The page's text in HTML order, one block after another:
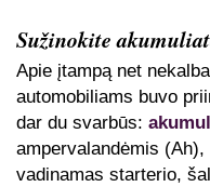
Sužinokite
Apie įtampą net
automobiliams buvo
dar du svarbūs:
ampervalandėmis
vadinamas starterio,